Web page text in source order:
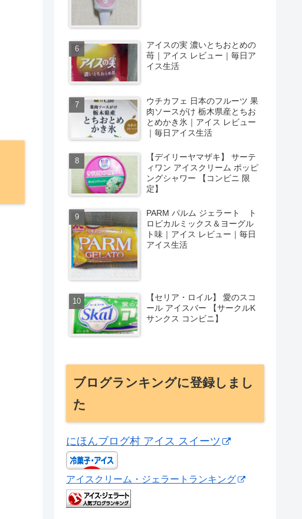
アイスの実 濃いとちおとめの
苺｜アイス レビュー｜毎日ア
イス生活
ウチカフェ 日本のフルーツ 果
肉ソースがけ 栃木県産とちお
とめかき氷｜アイス レビュー
｜毎日アイス生活
【デイリーヤマザキ】 サーテ
ィワン アイスクリーム ポッピ
ングシャワー 【コンビニ 限
定】
PARM パルム ジェラート ト
ロピカルミックス＆ヨーグル
ト味｜アイス レビュー｜毎日
アイス生活
【セリア・ロイル】 愛のスコ
ール アイスバー 【サークルK
サンクス コンビニ】
ブログランキングに登録しまし
た
にほんブログ村 アイス スイーツ
アイスクリーム・ジェラートランキング